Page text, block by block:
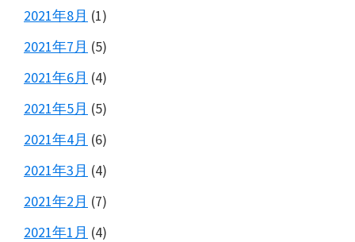
2021年8月 (1)
2021年7月 (5)
2021年6月 (4)
2021年5月 (5)
2021年4月 (6)
2021年3月 (4)
2021年2月 (7)
2021年1月 (4)